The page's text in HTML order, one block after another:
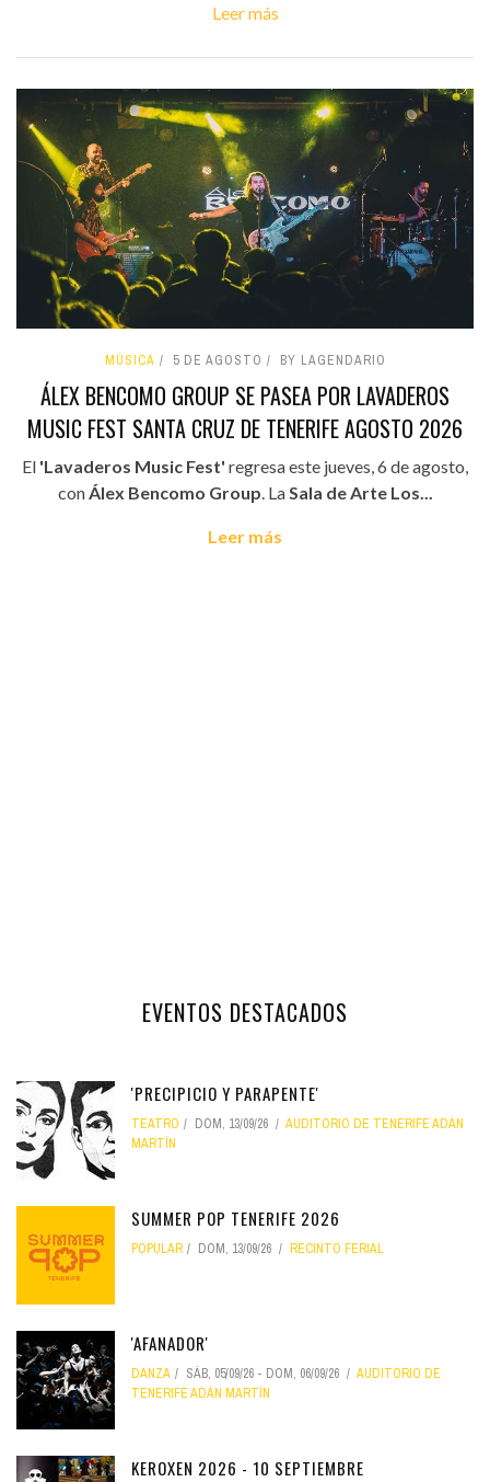
Leer más
MÚSICA 5 DE AGOSTO BY LAGENDARIO
ÁLEX BENCOMO GROUP SE PASEA POR LAVADEROS
MUSIC FEST SANTA CRUZ DE TENERIFE AGOSTO 2026
El 'Lavaderos Music Fest' regresa este jueves, 6 de agosto,
conÁlex Bencomo Group. LaSala de Arte Los...
Leer más
EVENTOS DESTACADOS
'PRECIPICIO Y PARAPENTE'
TEATRO DOM, 13/09/26
AUDITORIO DE TENERIFE ADÁN
MARTÍN
SUMMER POP TENERIFE 2026
POPULAR DOM, 13/09/26 RECINTO FERIAL
'AFANADOR'
DANZA SÁB, 05/09/26 - DOM, 06/09/26
AUDITORIO DE
TENERIFE ADÁN MARTÍN
KEROXEN 2026 - 10 SEPTIEMBRE